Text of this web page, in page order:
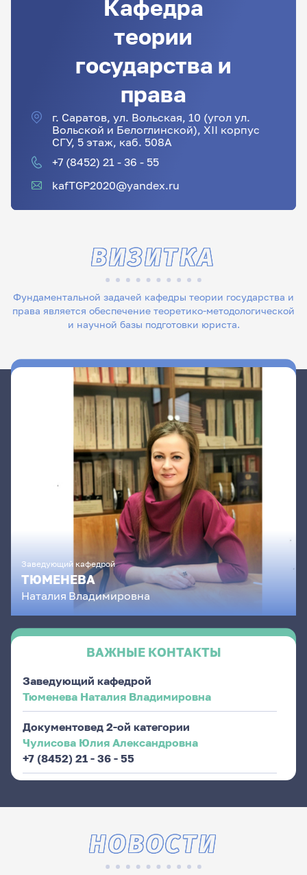
Кафедра
теории
государства и
права
г. Саратов, ул. Вольская, 10 (угол ул.
Вольской и Белоглинской), XII корпус
СГУ, 5 этаж, каб. 508А
+7 (8452) 21 - 36 - 55
kafTGP2020@yandex.ru
Фундаментальной задачей кафедры теории государства и
права является обеспечение теоретико-методологической
и научной базы подготовки юриста.
ВИЗИТКА
Заведующий кафедрой
ТЮМЕНЕВА
Наталия Владимировна
ВАЖНЫЕ КОНТАКТЫ
Заведующий кафедрой
Тюменева Наталия Владимировна
Документовед 2-ой категории
Чулисова Юлия Александровна
+7 (8452) 21 - 36 - 55
НОВОСТИ